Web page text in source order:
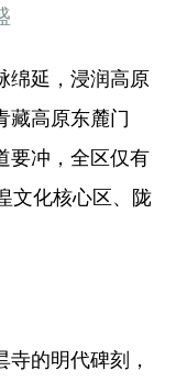
延，浸润高原
藏高原东麓门
要冲，全区仅有
文化核心区、陇
的明代碑刻，